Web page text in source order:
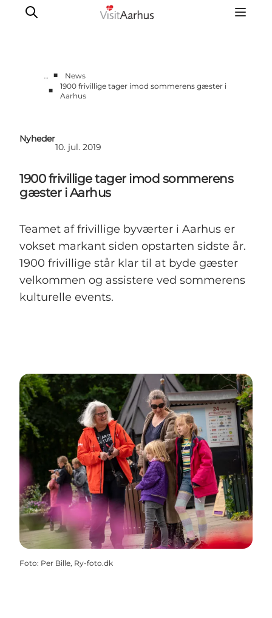
Corporate
Projekter
Partnersamarbejde
Frivillig ReThinker
Presse
… ■
News
■
1900 frivillige tager imod sommerens gæster i
Aarhus
Nyheder
10. jul. 2019
1900 frivillige tager imod sommerens
gæster i Aarhus
Teamet af frivillige byværter i Aarhus er
vokset markant siden opstarten sidste år.
1900 frivillige står klar til at byde gæster
velkommen og assistere ved sommerens
kulturelle events.
Foto: Per Bille, Ry-foto.dk